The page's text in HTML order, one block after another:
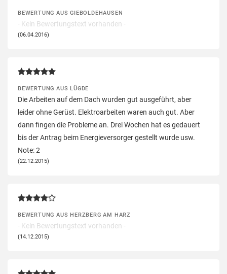
BEWERTUNG AUS GIEBOLDEHAUSEN
- Kein Bewertungstext vorhanden -
(06.04.2016)
BEWERTUNG AUS LÜGDE
Die Arbeiten auf dem Dach wurden gut ausgeführt, aber
leider ohne Gerüst. Elektroarbeiten waren auch gut. Aber
dann fingen die Probleme an. Drei Wochen hat es gedauert
bis der Antrag beim Energieversorger gestellt wurde usw.
Note: 2
(22.12.2015)
BEWERTUNG AUS HERZBERG AM HARZ
- Kein Bewertungstext vorhanden -
(14.12.2015)